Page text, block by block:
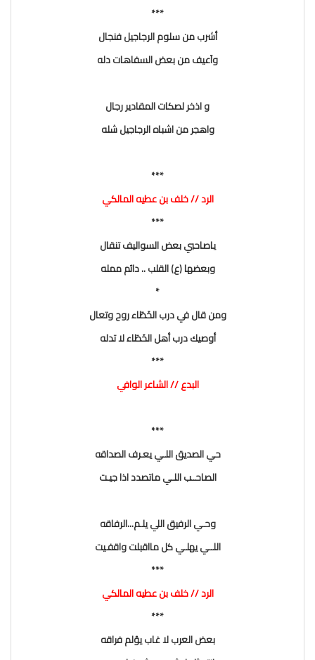
***
أشرب من سلوم الرجاجيل فنجال
وآعيف من بعض السفاهات دله
و اذخر لصكات المقادير رجال
واهجر من اشباه الرجاجيل شله
***
الرد // خلف بن عطيه المالكي
***
ياصاحبي بعض السواليف تنقال
وبعضها (ع) القلب .. دائم ممله
*
ومن قال في درب الخَطَاء روح وتعال
أوصيك درب أهل الخَطَاء لا تدله
***
البدع // الشاعر الوافي
***
حي الصديق اللـي يعـرف الصداقه
الصاحــب اللـي ماتصدد اذا جيـت
وحـي الرفيق اللي يلـم...الرفاقه
اللــي يهلـي كل مااقبلت واقفـيت
***
الرد // خلف بن عطيه المالكي
***
بعض العرب لا غاب يؤلم فراقه